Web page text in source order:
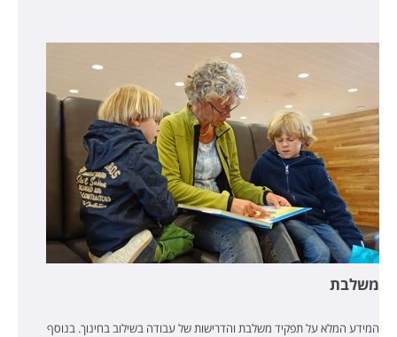
משלבת
המידע המלא על תפקיד משלבת והדרישות של עבודה בשילוב בחינוך. בנוסף